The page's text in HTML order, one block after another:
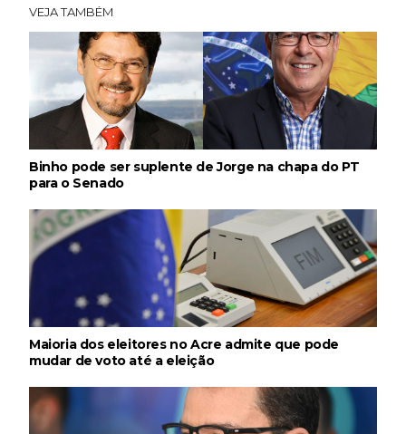
VEJA TAMBÉM
Binho pode ser suplente de Jorge na chapa do PT
para o Senado
Maioria dos eleitores no Acre admite que pode
mudar de voto até a eleição